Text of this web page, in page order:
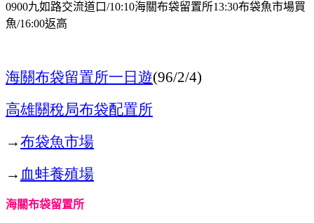
0900九如路交流道口/10:10海關布袋留置所13:30布袋魚市場買
魚/16:00返高
海關布袋留置所一日遊(96/2/4)
高雄關稅局布袋配置所
→布袋魚市場
→ 血蚌養殖場
海關布袋留置所